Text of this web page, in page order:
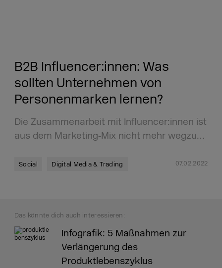
B2B Influencer:innen: Was
sollten Unternehmen von
Personenmarken lernen?
Die Zusammenarbeit mit Influencer:innen ist
aus dem Marketing‑Mix nicht mehr wegzu…
Social Digital Media & Trading 07.02.2022
Das könnte dich auch interessieren:
Infografik: 5 Maßnahmen zur
Verlängerung des
Produktlebenszyklus